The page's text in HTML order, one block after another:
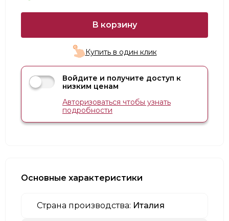
В корзину
Купить в один клик
Войдите и получите доступ к
низким ценам
Авторизоваться чтобы узнать
подробности
Основные характеристики
Страна производства: Италия